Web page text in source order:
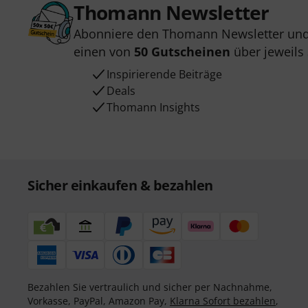
Thomann Newsletter
Abonniere den Thomann Newsletter
einen von 50 Gutscheinen über jeweils
Inspirierende Beiträge
Deals
Thomann Insights
Sicher einkaufen & bezahlen
Bezahlen Sie vertraulich und sicher per Nachnahme,
Vorkasse, PayPal, Amazon Pay, Klarna Sofort bezahlen,